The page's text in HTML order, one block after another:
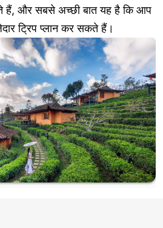
हैं, और सबसे अच्छी बात यह है कि आप
ट्रिप प्लान कर सकते हैं।